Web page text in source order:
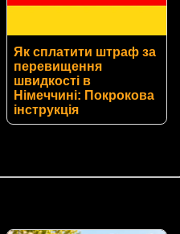
Як сплатити штраф за
перевищення
швидкості в
Німеччині: Покрокова
інструкція